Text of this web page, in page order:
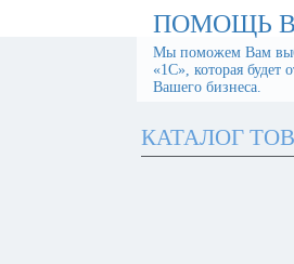
ПОМОЩЬ
Мы поможем Вам
«1С», которая будет
Вашего бизнеса.
КАТАЛОГ